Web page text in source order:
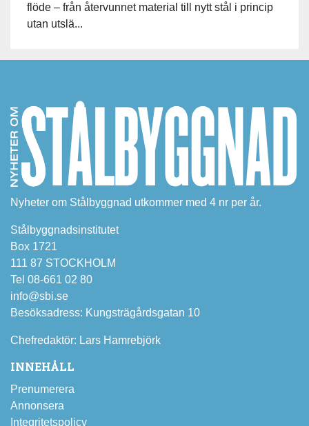
flöde – från återvunnet material till nytt stål i princip
utan utslä...
Nyheter om Stålbyggnad utkommer med 4 nr per år.
Stålbyggnadsinstitutet
Box 1721
111 87 STOCKHOLM
Tel 08-661 02 80
info@sbi.se
Besöksadress: Kungsträgårdsgatan 10
Chefredaktör: Lars Hamrebjörk
INNEHÅLL
Prenumerera
Annonsera
Integritetspolicy